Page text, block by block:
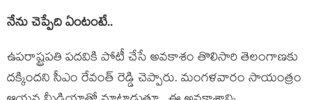
నేను చెప్పేది ఏంటంటే..
ఉప‌రాష్ట్ర‌ప‌తి ప‌ద‌వికి పోటీ చేసే అవ‌కాశం తొలిసారి తెలంగాణ‌కు
ద‌క్కింద‌ని సీఎం రేవంత్ రెడ్డి చెప్పారు. మంగ‌ళ‌వారం సాయంత్రం